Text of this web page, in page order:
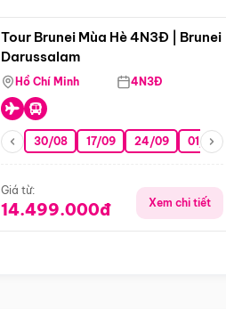
Tour Brunei Mùa Hè 4N3Đ | Brunei
Darussalam
Hồ Chí Minh 4N3Đ
30/08 17/09 24/09 01/10
Giá từ:
14.499.000đ Xem chi tiết